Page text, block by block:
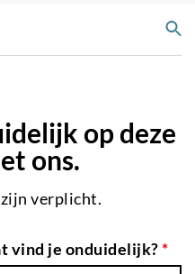
op deze
ons.
verplicht.
vind je onduidelijk?*